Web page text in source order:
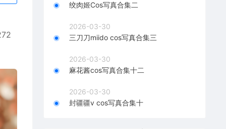
绞肉姬Cos写真合集二
2026-03-30
三刀刀miido cos写真合集三
2026-03-30
麻花酱cos写真合集十二
2026-03-30
封疆疆v cos写真合集十